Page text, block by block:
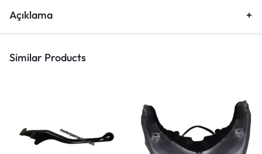
Açıklama
Similar Products